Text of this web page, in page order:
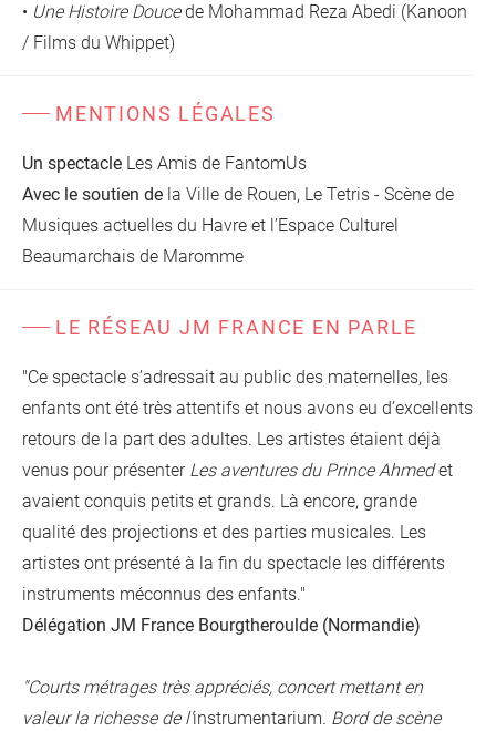
• Une Histoire Doucede Mohammad Reza Abedi (Kanoon
/ Films du Whippet)
MENTIONS LÉGALES
Un spectacle Les Amis de FantomUs
Avec le soutien de la Ville de Rouen, Le Tetris - Scène de
Musiques actuelles du Havre et l’Espace Culturel
Beaumarchais de Maromme
LE RÉSEAU JM FRANCE EN PARLE
"Ce spectacle s’adressait au public des maternelles, les
enfants ont été très attentifs et nous avons eu d’excellents
retours de la part des adultes. Les artistes étaient déjà
venus pour présenter Les aventures du Prince Ahmedet
avaient conquis petits et grands. Là encore, grande
qualité des projections et des parties musicales. Les
artistes ont présenté à la fin du spectacle les différents
instruments méconnus des enfants."
Délégation JM France Bourgtheroulde (Normandie)
"Courts métrages très appréciés, concert mettant en
valeur la richesse de l'instrumentarium. Bord de scène